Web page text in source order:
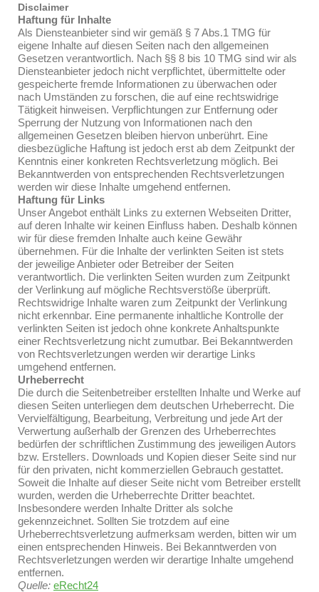
Disclaimer
Haftung für Inhalte
Als Diensteanbieter sind wir gemäß § 7 Abs.1 TMG für
eigene Inhalte auf diesen Seiten nach den allgemeinen
Gesetzen verantwortlich. Nach §§ 8 bis 10 TMG sind wir als
Diensteanbieter jedoch nicht verpflichtet, übermittelte oder
gespeicherte fremde Informationen zu überwachen oder
nach Umständen zu forschen, die auf eine rechtswidrige
Tätigkeit hinweisen. Verpflichtungen zur Entfernung oder
Sperrung der Nutzung von Informationen nach den
allgemeinen Gesetzen bleiben hiervon unberührt. Eine
diesbezügliche Haftung ist jedoch erst ab dem Zeitpunkt der
Kenntnis einer konkreten Rechtsverletzung möglich. Bei
Bekanntwerden von entsprechenden Rechtsverletzungen
werden wir diese Inhalte umgehend entfernen.
Haftung für Links
Unser Angebot enthält Links zu externen Webseiten Dritter,
auf deren Inhalte wir keinen Einfluss haben. Deshalb können
wir für diese fremden Inhalte auch keine Gewähr
übernehmen. Für die Inhalte der verlinkten Seiten ist stets
der jeweilige Anbieter oder Betreiber der Seiten
verantwortlich. Die verlinkten Seiten wurden zum Zeitpunkt
der Verlinkung auf mögliche Rechtsverstöße überprüft.
Rechtswidrige Inhalte waren zum Zeitpunkt der Verlinkung
nicht erkennbar. Eine permanente inhaltliche Kontrolle der
verlinkten Seiten ist jedoch ohne konkrete Anhaltspunkte
einer Rechtsverletzung nicht zumutbar. Bei Bekanntwerden
von Rechtsverletzungen werden wir derartige Links
umgehend entfernen.
Urheberrecht
Die durch die Seitenbetreiber erstellten Inhalte und Werke auf
diesen Seiten unterliegen dem deutschen Urheberrecht. Die
Vervielfältigung, Bearbeitung, Verbreitung und jede Art der
Verwertung außerhalb der Grenzen des Urheberrechtes
bedürfen der schriftlichen Zustimmung des jeweiligen Autors
bzw. Erstellers. Downloads und Kopien dieser Seite sind nur
für den privaten, nicht kommerziellen Gebrauch gestattet.
Soweit die Inhalte auf dieser Seite nicht vom Betreiber erstellt
wurden, werden die Urheberrechte Dritter beachtet.
Insbesondere werden Inhalte Dritter als solche
gekennzeichnet. Sollten Sie trotzdem auf eine
Urheberrechtsverletzung aufmerksam werden, bitten wir um
einen entsprechenden Hinweis. Bei Bekanntwerden von
Rechtsverletzungen werden wir derartige Inhalte umgehend
entfernen.
Quelle: eRecht24